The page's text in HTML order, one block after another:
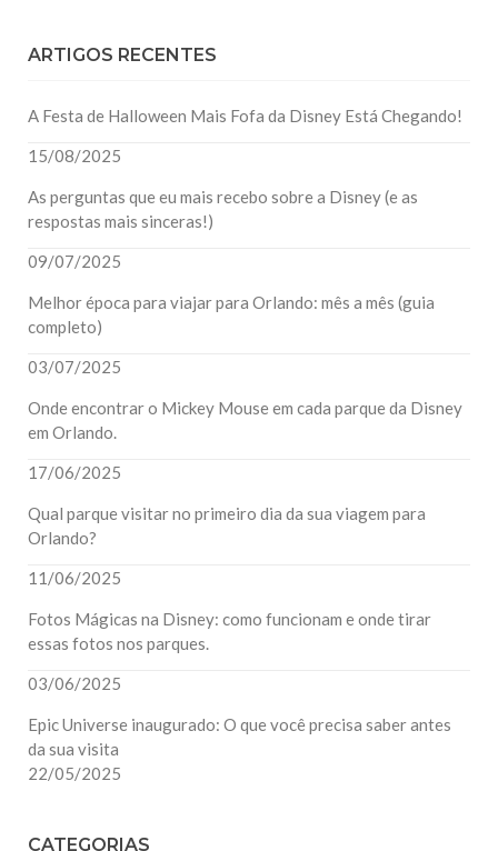
ARTIGOS RECENTES
A Festa de Halloween Mais Fofa da Disney Está Chegando!
15/08/2025
As perguntas que eu mais recebo sobre a Disney (e as
respostas mais sinceras!)
09/07/2025
Melhor época para viajar para Orlando: mês a mês (guia
completo)
03/07/2025
Onde encontrar o Mickey Mouse em cada parque da Disney
em Orlando.
17/06/2025
Qual parque visitar no primeiro dia da sua viagem para
Orlando?
11/06/2025
Fotos Mágicas na Disney: como funcionam e onde tirar
essas fotos nos parques.
03/06/2025
Epic Universe inaugurado: O que você precisa saber antes
da sua visita
22/05/2025
CATEGORIAS